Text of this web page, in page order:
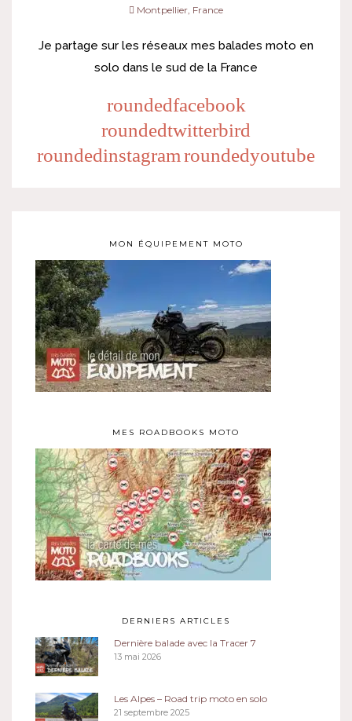
Montpellier, France
Je partage sur les réseaux mes balades moto en
solo dans le sud de la France
roundedfacebook
roundedtwitterbird
roundedinstagramroundedyoutube
MON ÉQUIPEMENT MOTO
MES ROADBOOKS MOTO
DERNIERS ARTICLES
Dernière balade avec la Tracer 7
13 mai 2026
Les Alpes – Road trip moto en solo
21 septembre 2025